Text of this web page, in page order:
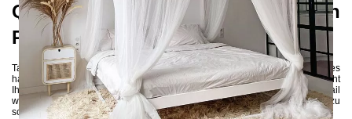
Qualität für Ihren erholsamen
Rückzugsort
Tauchen Sie ein in die Welt des Luxus mit dem SIDERA Himmelbett. Dieses
handgefertigte Meisterwerk aus hochwertigen 3x3 cm Stahlprofilen verleiht
Ihrem Schlafzimmer einen Hauch von mediterranem Flair. Jedes Detail
wurde sorgfältig durchdacht, um Ihnen einen romantischen Rückzugsort zu
schaffen, der zum Entspannen und Träumen einlädt.